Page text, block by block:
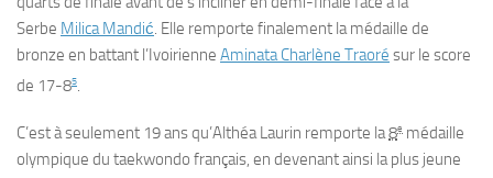
Serbe Milica Mandić. Elle remporte finalement la médaille de
bronze en battant l’Ivoirienne Aminata Charlène Traoré sur le score
de 17-85.
C’est à seulement 19 ans qu’Althéa Laurin remporte la8e médaille
olympique du taekwondo français, en devenant ainsi la plus jeune